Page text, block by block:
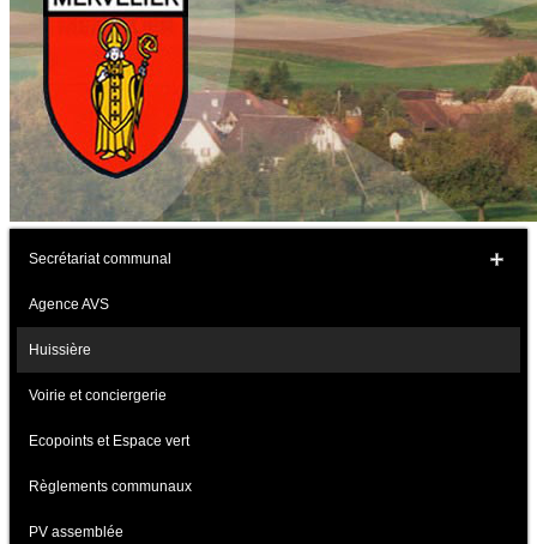
Secrétariat communal
Agence AVS
Huissière
Voirie et conciergerie
Ecopoints et Espace vert
Règlements communaux
PV assemblée